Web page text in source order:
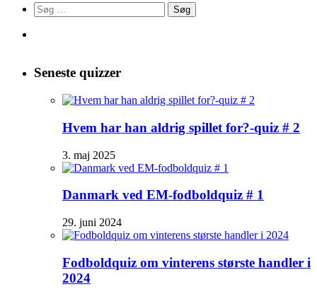
Søg
efter:
Seneste quizzer
Hvem har han aldrig spillet for?-quiz # 2
3. maj 2025
Danmark ved EM-fodboldquiz # 1
29. juni 2024
Fodboldquiz om vinterens største handler i
2024